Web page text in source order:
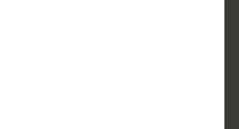
системі